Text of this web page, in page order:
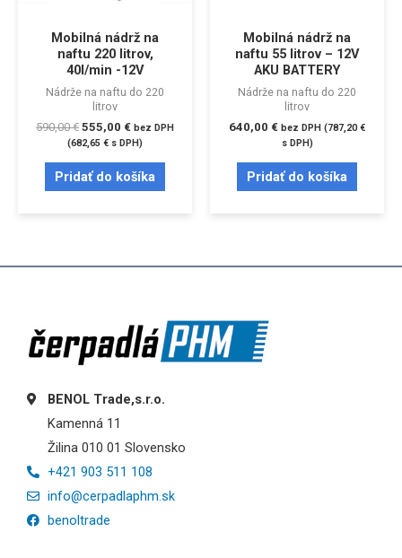
Mobilná nádrž na
naftu 220 litrov,
40l/min -12V
Nádrže na naftu do 220
litrov
590,00€ 555,00 € bez DPH
(682,65 € s DPH)
Pridať do košíka
Mobilná nádrž na
naftu 55 litrov – 12V
AKU BATTERY
Nádrže na naftu do 220
litrov
640,00 € bez DPH (787,20€
s DPH)
Pridať do košíka
BENOL Trade,s.r.o.
Kamenná 11
Žilina 010 01 Slovensko
+421 903 511 108
info@cerpadlaphm.sk
benoltrade